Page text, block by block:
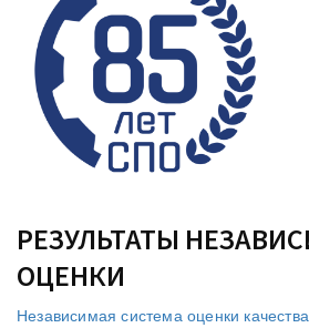
РЕЗУЛЬТАТЫ
ОЦЕНКИ
Независимая система оценки